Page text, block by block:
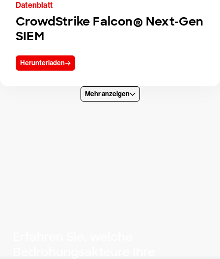
Datenblatt
CrowdStrike Falcon® Next-Gen
SIEM
Herunterladen
Mehr anzeigen